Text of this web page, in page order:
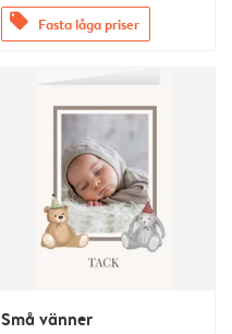
offers Fasta låga priser
Små vänner